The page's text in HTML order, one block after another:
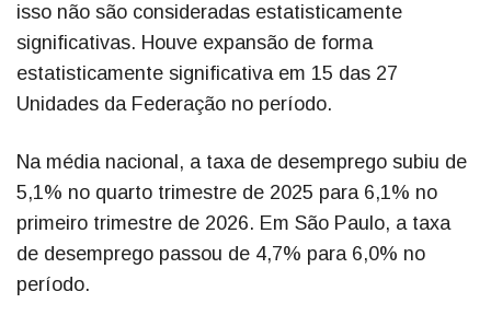
isso não são consideradas estatisticamente
significativas. Houve expansão de forma
estatisticamente significativa em 15 das 27
Unidades da Federação no período.
Na média nacional, a taxa de desemprego subiu de
5,1% no quarto trimestre de 2025 para 6,1% no
primeiro trimestre de 2026. Em São Paulo, a taxa
de desemprego passou de 4,7% para 6,0% no
período.